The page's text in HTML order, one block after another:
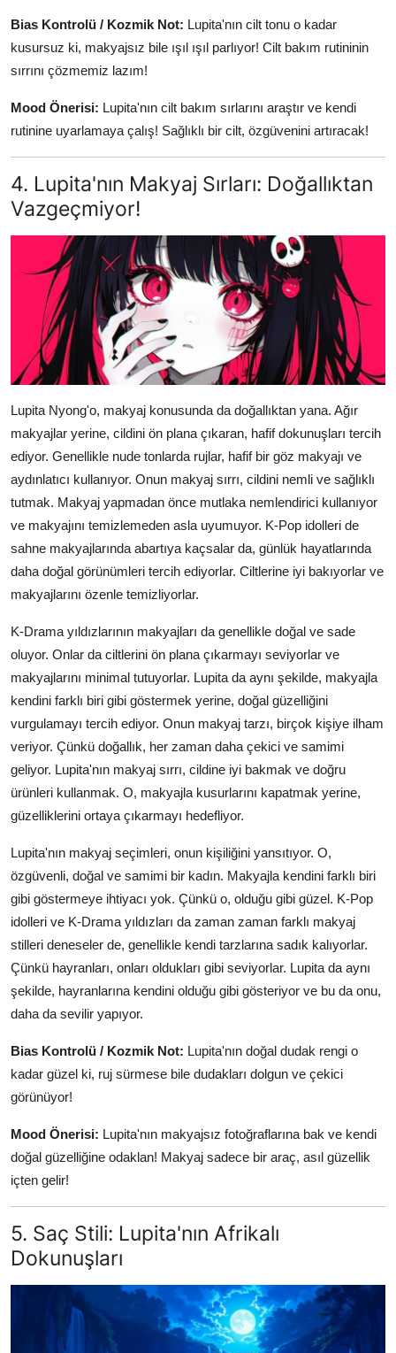
Bias Kontrolü / Kozmik Not: Lupita'nın cilt tonu o kadar
kusursuz ki, makyajsız bile ışıl ışıl parlıyor! Cilt bakım rutininin
sırrını çözmemiz lazım!
Mood Önerisi: Lupita'nın cilt bakım sırlarını araştır ve kendi
rutinine uyarlamaya çalış! Sağlıklı bir cilt, özgüvenini artıracak!
4. Lupita'nın Makyaj Sırları: Doğallıktan
Vazgeçmiyor!
Lupita Nyong'o, makyaj konusunda da doğallıktan yana. Ağır
makyajlar yerine, cildini ön plana çıkaran, hafif dokunuşları tercih
ediyor. Genellikle nude tonlarda rujlar, hafif bir göz makyajı ve
aydınlatıcı kullanıyor. Onun makyaj sırrı, cildini nemli ve sağlıklı
tutmak. Makyaj yapmadan önce mutlaka nemlendirici kullanıyor
ve makyajını temizlemeden asla uyumuyor. K-Pop idolleri de
sahne makyajlarında abartıya kaçsalar da, günlük hayatlarında
daha doğal görünümleri tercih ediyorlar. Ciltlerine iyi bakıyorlar ve
makyajlarını özenle temizliyorlar.
K-Drama yıldızlarının makyajları da genellikle doğal ve sade
oluyor. Onlar da ciltlerini ön plana çıkarmayı seviyorlar ve
makyajlarını minimal tutuyorlar. Lupita da aynı şekilde, makyajla
kendini farklı biri gibi göstermek yerine, doğal güzelliğini
vurgulamayı tercih ediyor. Onun makyaj tarzı, birçok kişiye ilham
veriyor. Çünkü doğallık, her zaman daha çekici ve samimi
geliyor. Lupita'nın makyaj sırrı, cildine iyi bakmak ve doğru
ürünleri kullanmak. O, makyajla kusurlarını kapatmak yerine,
güzelliklerini ortaya çıkarmayı hedefliyor.
Lupita'nın makyaj seçimleri, onun kişiliğini yansıtıyor. O,
özgüvenli, doğal ve samimi bir kadın. Makyajla kendini farklı biri
gibi göstermeye ihtiyacı yok. Çünkü o, olduğu gibi güzel. K-Pop
idolleri ve K-Drama yıldızları da zaman zaman farklı makyaj
stilleri deneseler de, genellikle kendi tarzlarına sadık kalıyorlar.
Çünkü hayranları, onları oldukları gibi seviyorlar. Lupita da aynı
şekilde, hayranlarına kendini olduğu gibi gösteriyor ve bu da onu,
daha da sevilir yapıyor.
Bias Kontrolü / Kozmik Not: Lupita'nın doğal dudak rengi o
kadar güzel ki, ruj sürmese bile dudakları dolgun ve çekici
görünüyor!
Mood Önerisi: Lupita'nın makyajsız fotoğraflarına bak ve kendi
doğal güzelliğine odaklan! Makyaj sadece bir araç, asıl güzellik
içten gelir!
5. Saç Stili: Lupita'nın Afrikalı
Dokunuşları